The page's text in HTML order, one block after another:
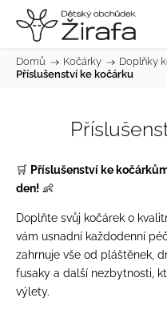
Domů / Kočárky / Doplňky
Příslušenství ke kočárku
🛒 Příslušenství ke
den! 👶
Doplňte svůj kočárek o
vám usnadní každodenní
zahrnuje vše od pláštěnek,
fusaky a další nezbytnosti,
výlety.